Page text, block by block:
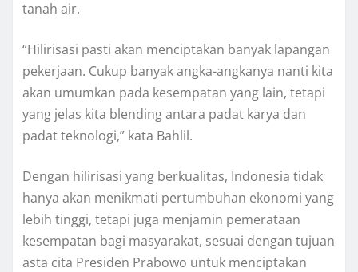
tanah air.
“Hilirisasi pasti akan menciptakan banyak lapangan
pekerjaan. Cukup banyak angka-angkanya nanti kita
akan umumkan pada kesempatan yang lain, tetapi
yang jelas kita blending antara padat karya dan
padat teknologi,” kata Bahlil.
Dengan hilirisasi yang berkualitas, Indonesia tidak
hanya akan menikmati pertumbuhan ekonomi yang
lebih tinggi, tetapi juga menjamin pemerataan
kesempatan bagi masyarakat, sesuai dengan tujuan
asta cita Presiden Prabowo untuk menciptakan